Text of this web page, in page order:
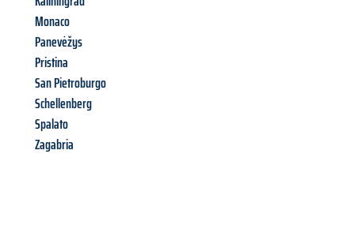
Monaco
Panevėžys
Pristina
San Pietroburgo
Schellenberg
Spalato
Zagabria